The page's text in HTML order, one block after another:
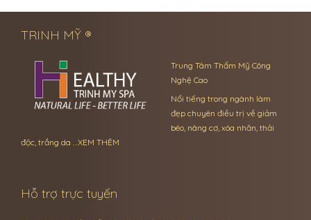
TRINH MỸ ®
Trung Tâm Thẩm Mỹ Công
Nghệ Cao
Nổi tiếng trong ngành làm
đẹp chuyên điều trị về giảm
béo, nâng cơ, xóa nhăn, thải
độc, trắng da …XEM THÊM
Hỗ trợ trực tuyến